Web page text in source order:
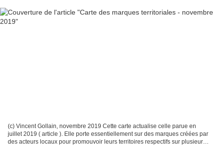
(c) Vincent Gollain, novembre 2019 Cette carte actualise celle parue en
juillet 2019 ( article ). Elle porte essentiellement sur des marques créées par
des acteurs locaux pour promouvoir leurs territoires respectifs sur plusieurs